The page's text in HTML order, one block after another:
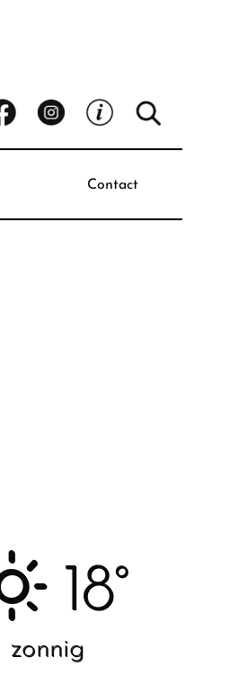
Contact
18°
zonnig